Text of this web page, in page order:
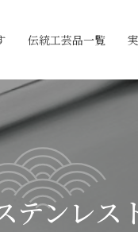
伝統工芸品一覧
ンレス